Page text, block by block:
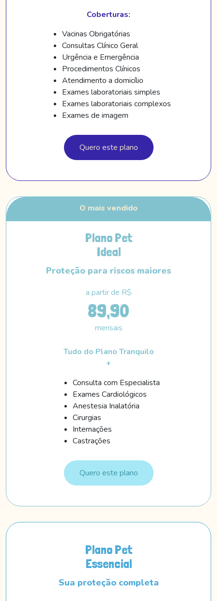
Coberturas:
Vacinas Obrigatórias
Consultas Clínico Geral
Urgência e Emergência
Procedimentos Clínicos
Atendimento a domicílio
Exames laboratoriais simples
Exames laboratoriais complexos
Exames de imagem
Quero este plano
Plano Pet
Ideal
Proteção para riscos maiores
a partir de R$
89,90
mensais
Tudo do Plano Tranquilo
+
Consulta com Especialista
Exames Cardiológicos
Anestesia Inalatória
Cirurgias
Internações
Castrações
Quero este plano
Plano Pet
Essencial
Sua proteção completa